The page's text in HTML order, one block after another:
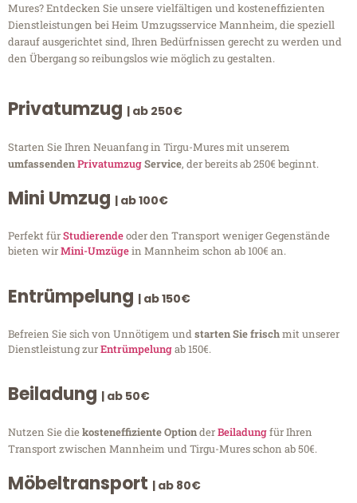
Mures? Entdecken Sie unsere vielfältigen und kosteneffizienten
Dienstleistungen bei Heim Umzugsservice Mannheim, die speziell
darauf ausgerichtet sind, Ihren Bedürfnissen gerecht zu werden und
den Übergang so reibungslos wie möglich zu gestalten.
Privatumzug | ab 250€
Starten Sie Ihren Neuanfang in Tirgu-Mures mit unserem
umfassendenPrivatumzugService, der bereits ab 250€ beginnt.
Mini Umzug | ab 100€
Perfekt fürStudierendeoder den Transport weniger Gegenstände
bieten wirMini-Umzügein Mannheim schon ab 100€ an.
Entrümpelung | ab 150€
Befreien Sie sich von Unnötigem undstarten Sie frischmit unserer
Dienstleistung zurEntrümpelungab 150€.
Beiladung | ab 50€
Nutzen Sie diekosteneffiziente OptionderBeiladungfür Ihren
Transport zwischen Mannheim und Tirgu-Mures schon ab 50€.
Möbeltransport | ab 80€